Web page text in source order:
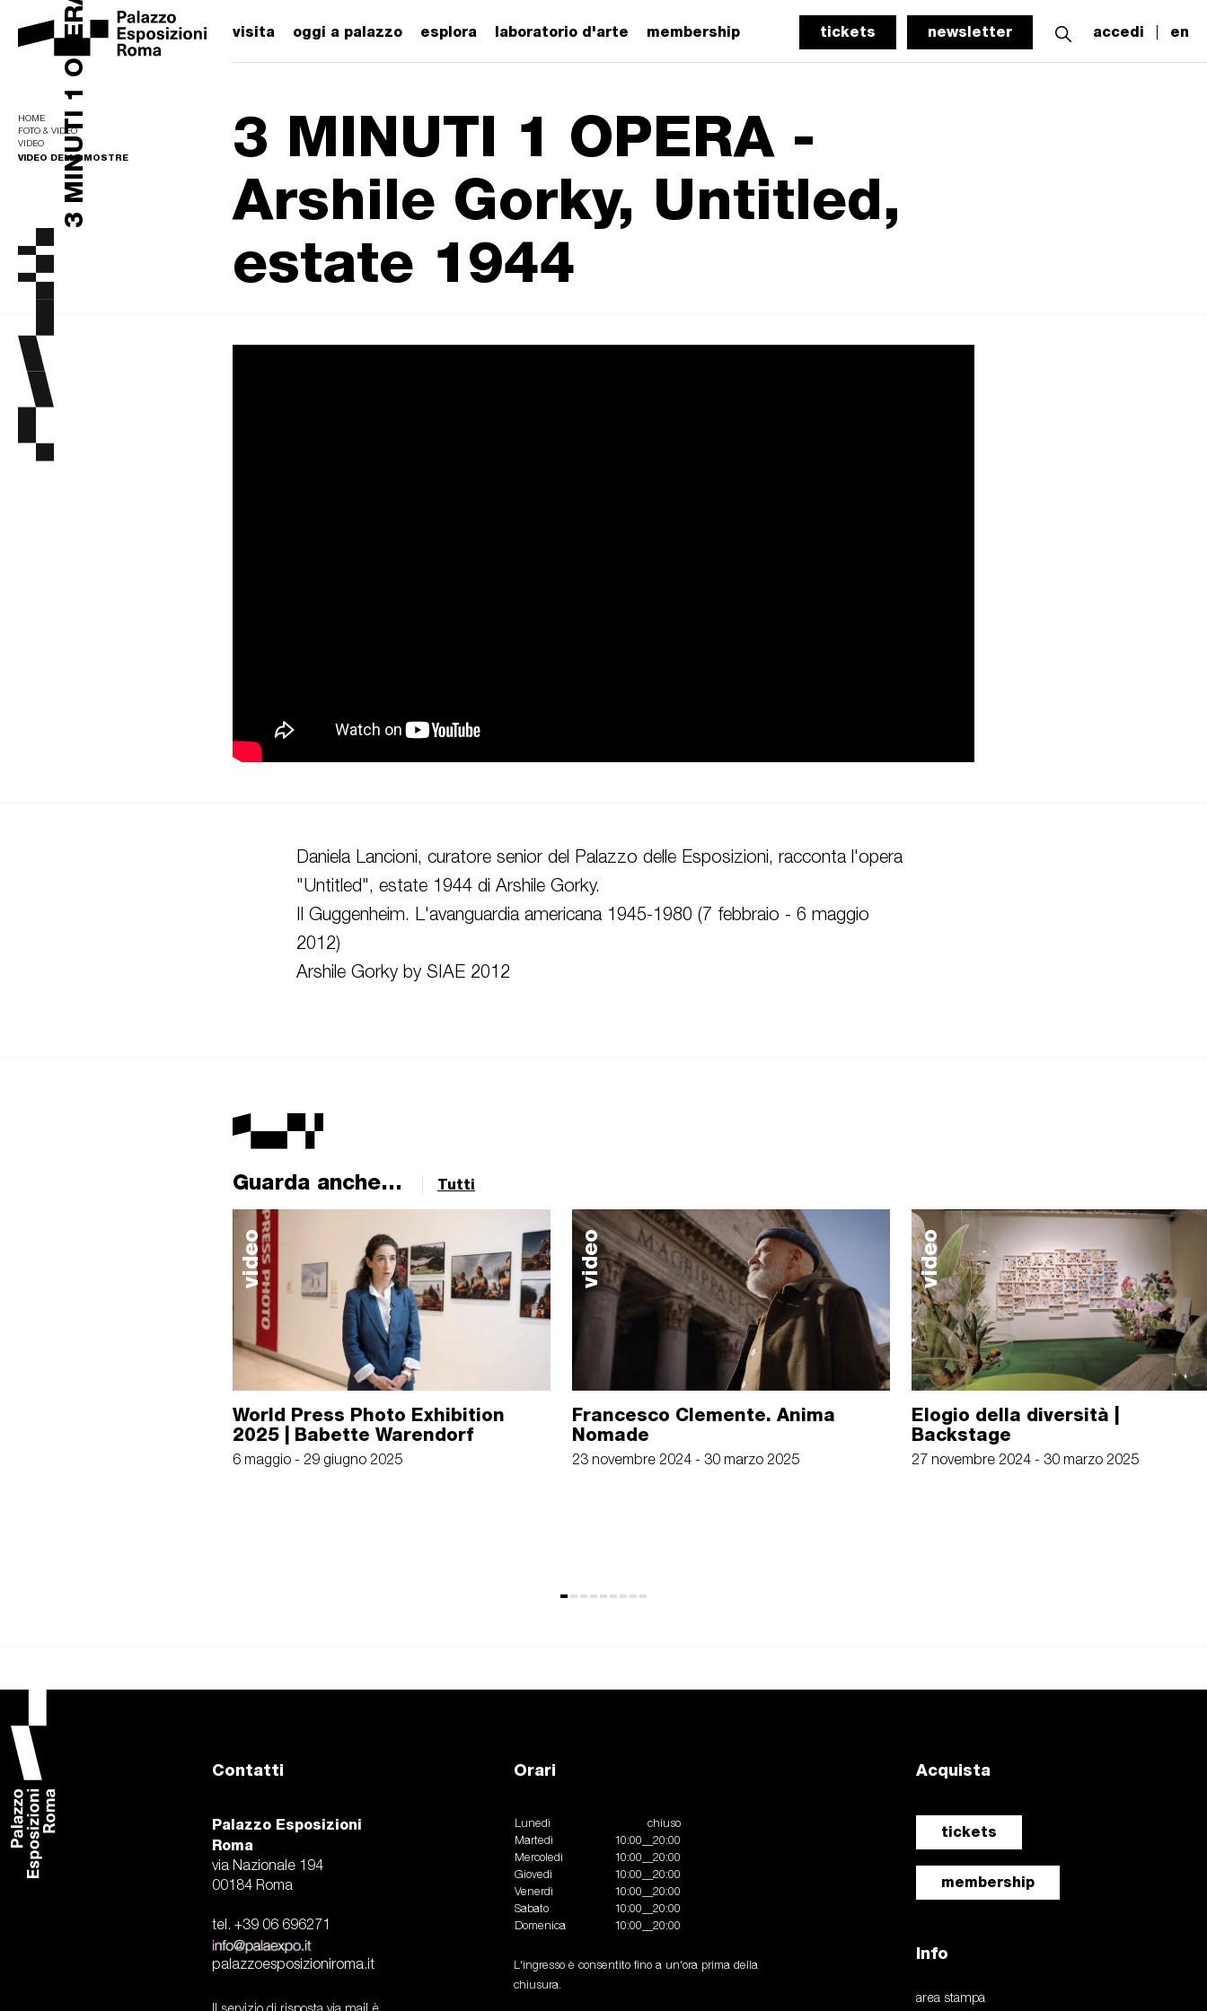
visita oggi a palazzo esplora laboratorio d'arte membership tickets newsletter accedi en
HOME
FOTO & VIDEO
VIDEO
VIDEO DELLE MOSTRE
3 MINUTI 1 OPERA...
3 MINUTI 1 OPERA -
Arshile Gorky, Untitled,
estate 1944
Daniela Lancioni, curatore senior del Palazzo delle Esposizioni, racconta l'opera
"Untitled", estate 1944 di Arshile Gorky.
Il Guggenheim. L'avanguardia americana 1945-1980 (7 febbraio - 6 maggio
2012)
Arshile Gorky by SIAE 2012
Guarda anche... Tutti
video
World Press Photo Exhibition
2025 | Babette Warendorf
6 maggio - 29 giugno 2025
video
Francesco Clemente. Anima
Nomade
23 novembre 2024 - 30 marzo 2025
video
Elogio della diversità |
Backstage
27 novembre 2024 - 30 marzo 2025
Contatti
Palazzo Esposizioni
Roma
via Nazionale 194
00184 Roma
tel. +39 06 696271
palazzoesposizioniroma.it
Orari
Lunedì
chiuso
Martedì
10:00__20:00
Mercoledì
10:00__20:00
Giovedì
10:00__20:00
Venerdì
10:00__20:00
Sabato
10:00__20:00
Domenica
10:00__20:00
L'ingresso è consentito fino a un'ora prima della
chiusura.
Acquista
tickets
membership
Info
area stampa